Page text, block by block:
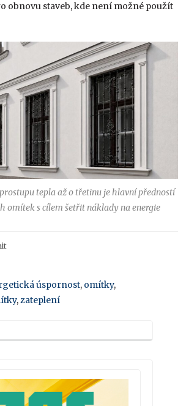
obnovu staveb, kde není možné použít
tepla až o třetinu je hlavní předností
omítek s cílem šetřit náklady na energie
úspornost, omítky,
,zateplení